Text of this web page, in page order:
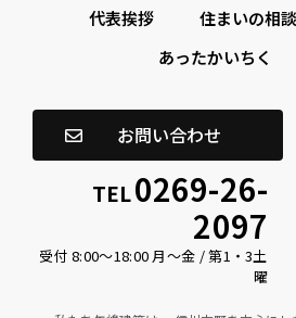
代表挨拶 住まいの相談
あったかいちく
お問い合わせ
TEL0269-26-
2097
受付 8:00〜18:00 月〜金 / 第1・3土
曜